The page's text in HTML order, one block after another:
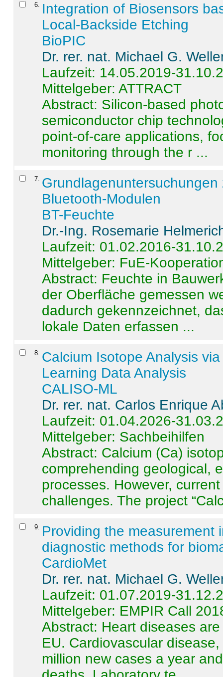
6
Integration of Biosensors
Local-Backside Etching
BioPIC
Dr. rer. nat. Michael G.
Laufzeit: 14.05.2019-
Mittelgeber: ATTRACT
Abstract: Silicon-based
semiconductor chip
point-of-care applications,
monitoring through the r ...
7
Bluetooth-Modulen
BT-Feuchte
Dr.-Ing. Rosemarie
Laufzeit: 01.02.2016-
Mittelgeber: FuE-
Abstract: Feuchte in
der Oberfläche gemessen
dadurch gekennzeichnet,
lokale Daten erfassen ...
8 Calcium Isotope Analysis
Learning Data Analysis
CALISO-ML
Dr. rer. nat. Carlos Enrique
Laufzeit: 01.04.2026-
Mittelgeber: Sachbeihilfen
Abstract: Calcium (Ca)
comprehending geological,
processes. However,
challenges. The project
9
Providing the measurement
diagnostic methods for
CardioMet
Dr. rer. nat. Michael G.
Laufzeit: 01.07.2019-
Mittelgeber: EMPIR Call
Abstract: Heart diseases
EU. Cardiovascular
million new cases a year